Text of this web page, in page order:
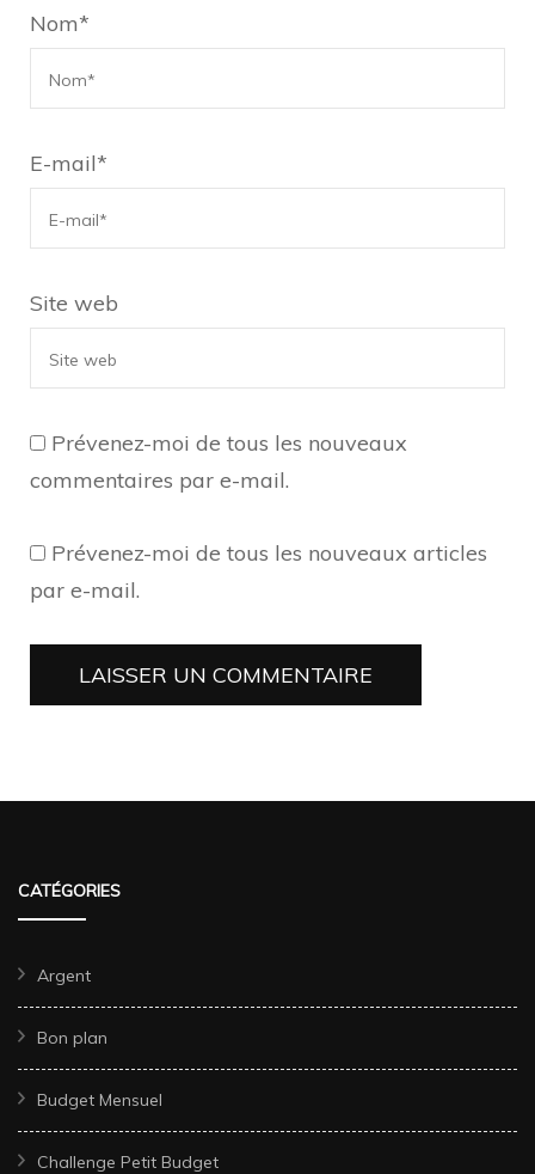
Nom*
E-mail*
Site web
Prévenez-moi de tous les nouveaux
commentaires par e-mail.
Prévenez-moi de tous les nouveaux articles
par e-mail.
CATÉGORIES
Argent
Bon plan
Budget Mensuel
Challenge Petit Budget